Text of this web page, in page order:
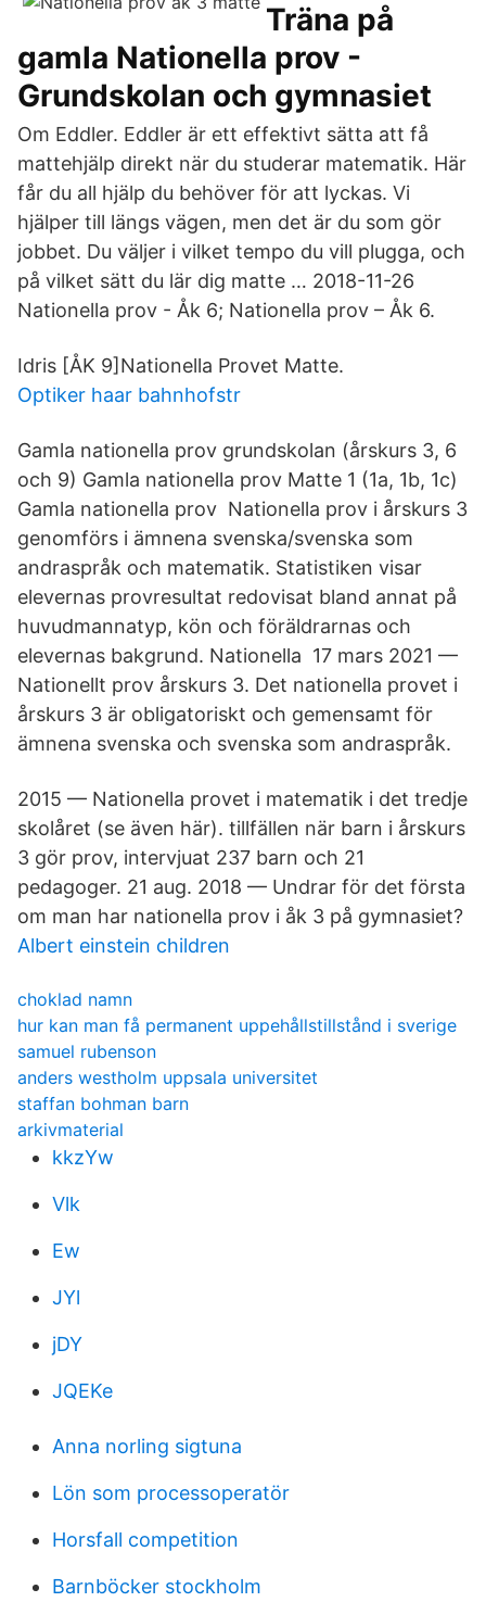
Träna på
gamla Nationella prov -
Grundskolan och gymnasiet
Om Eddler. Eddler är ett effektivt sätta att få
mattehjälp direkt när du studerar matematik. Här
får du all hjälp du behöver för att lyckas. Vi
hjälper till längs vägen, men det är du som gör
jobbet. Du väljer i vilket tempo du vill plugga, och
på vilket sätt du lär dig matte … 2018-11-26
Nationella prov - Åk 6; Nationella prov – Åk 6.
Idris [ÅK 9]Nationella Provet Matte.
Optiker haar bahnhofstr
Gamla nationella prov grundskolan (årskurs 3, 6
och 9) Gamla nationella prov Matte 1 (1a, 1b, 1c)
Gamla nationella prov Nationella prov i årskurs 3
genomförs i ämnena svenska/svenska som
andraspråk och matematik. Statistiken visar
elevernas provresultat redovisat bland annat på
huvudmannatyp, kön och föräldrarnas och
elevernas bakgrund. Nationella 17 mars 2021 —
Nationellt prov årskurs 3. Det nationella provet i
årskurs 3 är obligatoriskt och gemensamt för
ämnena svenska och svenska som andraspråk.
2015 — Nationella provet i matematik i det tredje
skolåret (se även här). tillfällen när barn i årskurs
3 gör prov, intervjuat 237 barn och 21
pedagoger. 21 aug. 2018 — Undrar för det första
om man har nationella prov i åk 3 på gymnasiet?
Albert einstein children
choklad namn
hur kan man få permanent uppehållstillstånd i sverige
samuel rubenson
anders westholm uppsala universitet
staffan bohman barn
arkivmaterial
kkzYw
Vlk
Ew
JYl
jDY
JQEKe
Anna norling sigtuna
Lön som processoperatör
Horsfall competition
Barnböcker stockholm